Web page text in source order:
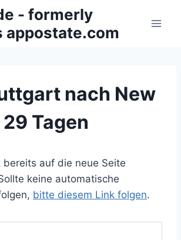
- formerly
appostate.com
nach New
Tagen
bereits auf die neue Seite
keine automatische
bitte diesem Link folgen.